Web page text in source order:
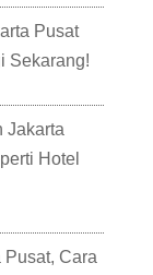
Pusat
Sekarang!
Jakarta
Hotel
Pusat, Cara